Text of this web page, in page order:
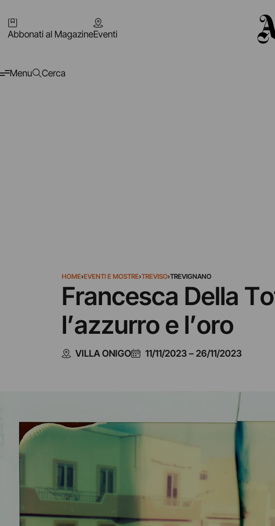
Abbonati al MagazineEventi
Menu Cerca
HOME›EVENTI E MOSTRE›TREVISO›TREVIGNANO
Francesca Della
l’azzurro e l’oro
VILLA ONIGO 11/11/2023 – 26/11/2023